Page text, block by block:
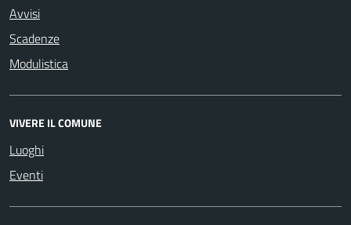
Avvisi
Scadenze
Modulistica
VIVERE IL COMUNE
Luoghi
Eventi